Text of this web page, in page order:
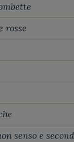
rosse
senso e